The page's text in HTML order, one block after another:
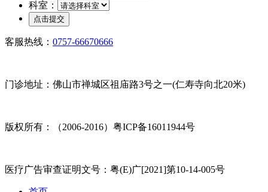
科室：
客服热线： 0757-66670666
门诊地址：佛山市禅城区祖庙路3号之一(仁寿寺向北20米)
版权所有：（2006-2016）粤ICP备16011944号
医疗广告审查证明文号：粤(E)广[2021]第10-14-005号